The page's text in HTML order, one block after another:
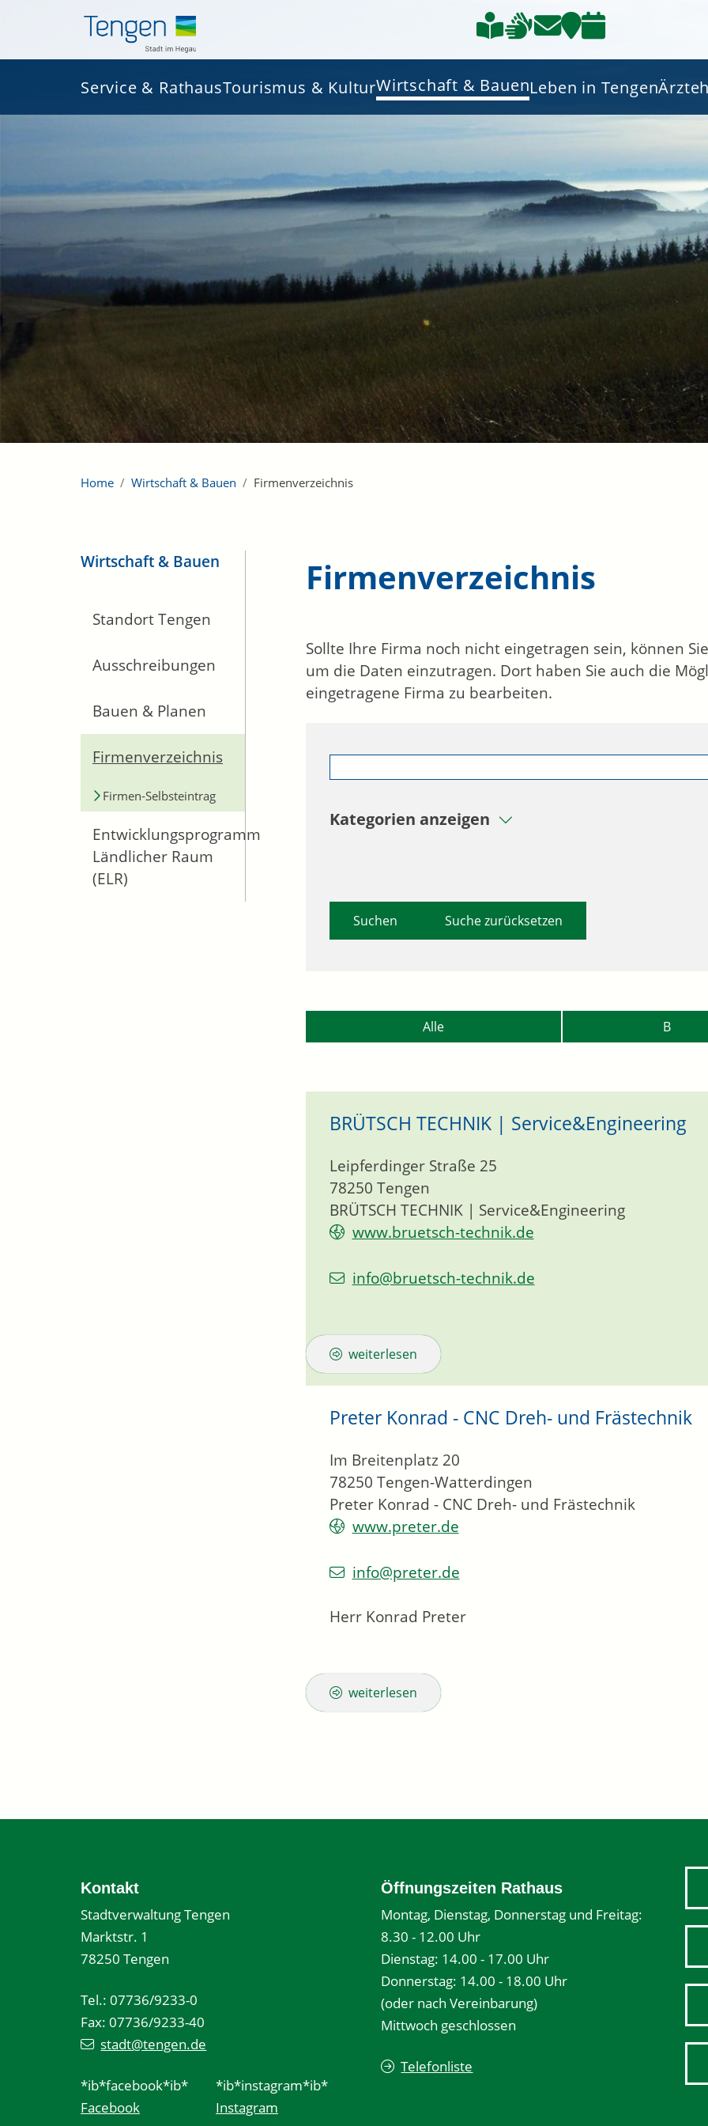
Service & RathausTourismus & KulturWirtschaft & BauenLeben in Tengen
Home Wirtschaft & Bauen Firmenverzeichnis
Wirtschaft & Bauen
Standort Tengen
Ausschreibungen
Bauen & Planen
Firmenverzeichnis
Firmen-Selbsteintrag
Entwicklungsprogramm
Ländlicher Raum
(ELR)
Firmenverzeichnis
Sollte Ihre Firma noch nicht eingetragen sein, können
um die Daten einzutragen. Dort haben Sie auch die
eingetragene Firma zu bearbeiten.
Kategorien anzeigen
Suche zurücksetzen
Alle B
BRÜTSCH TECHNIK | Service&Engineering
BRÜTSCH TECHNIK | Service&Engineering
Leipferdinger Straße 25
78250 Tengen
www.bruetsch-technik.de
info@bruetsch-technik.de
weiterlesen
Preter Konrad - CNC Dreh- und Frästechnik
Preter Konrad - CNC Dreh- und Frästechnik
Im Breitenplatz 20
78250 Tengen-Watterdingen
www.preter.de
info@preter.de
Herr Konrad Preter
weiterlesen
Kontakt
Stadtverwaltung Tengen
Marktstr. 1
78250 Tengen
Tel.: 07736/9233-0
Fax: 07736/9233-40
stadt@tengen.de
*ib*facebook*ib*
Facebook
*ib*instagram*ib*
Instagram
Öffnungszeiten Rathaus
Montag, Dienstag, Donnerstag und Freitag:
8.30 - 12.00 Uhr
Dienstag: 14.00 - 17.00 Uhr
Donnerstag: 14.00 - 18.00 Uhr
(oder nach Vereinbarung)
Mittwoch geschlossen
Telefonliste